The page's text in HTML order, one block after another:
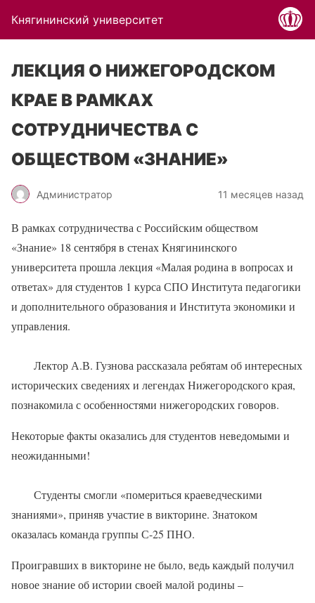
Княгининский университет
ЛЕКЦИЯ О НИЖЕГОРОДСКОМ
КРАЕ В РАМКАХ
СОТРУДНИЧЕСТВА С
ОБЩЕСТВОМ «ЗНАНИЕ»
Администратор 11 месяцев назад
В рамках сотрудничества с Российским обществом
«Знание» 18 сентября в стенах Княгининского
университета прошла лекция «Малая родина в вопросах и
ответах» для студентов 1 курса СПО Института педагогики
и дополнительного образования и Института экономики и
управления.
Лектор А.В. Гузнова рассказала ребятам об интересных
исторических сведениях и легендах Нижегородского края,
познакомила с особенностями нижегородских говоров.
Некоторые факты оказались для студентов неведомыми и
неожиданными!
Студенты смогли «помериться краеведческими
знаниями», приняв участие в викторине. Знатоком
оказалась команда группы С-25 ПНО.
Проигравших в викторине не было, ведь каждый получил
новое знание об истории своей малой родины –